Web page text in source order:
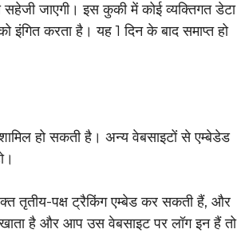
जाएगी। इस कुकी में कोई व्यक्तिगत डेटा
करता है। यह 1 दिन के बाद समाप्त हो
हो सकती है। अन्य वेबसाइटों से एम्बेडेड
तृतीय-पक्ष ट्रैकिंग एम्बेड कर सकती हैं, और
है और आप उस वेबसाइट पर लॉग इन हैं तो